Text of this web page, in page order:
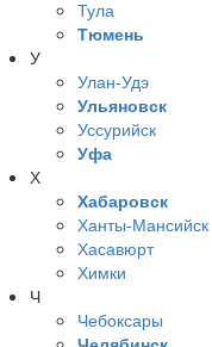
Тула
Тюмень
У
Улан-Удэ
Ульяновск
Уссурийск
Уфа
Х
Хабаровск
Ханты-Мансийск
Хасавюрт
Химки
Ч
Чебоксары